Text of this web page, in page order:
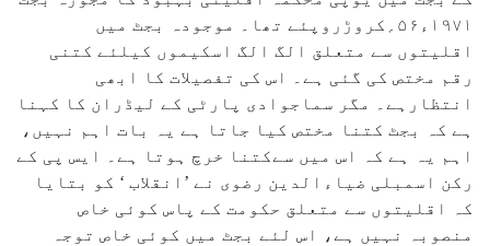
۱۹۷۱ء۵۶؍کروڑروپئے تھا۔ موجودہ بجٹ میں
اقلیتوں سے متعلق الگ الگ اسکیموں کیلئے کتنی
رقم مختص کی گئی ہے۔ اس کی تفصیلات کا ابھی
انتظارہے۔ مگر سماجوادی پارٹی کے لیڈران کا کہنا
ہے کہ بجٹ کتنا مختص کیا جاتا ہے یہ بات اہم نہیں،
اہم یہ ہے کہ اس میں سےکتنا خرچ ہوتا ہے۔ ایس پی کے
رکن اسمبلی ضیاءالدین رضوی نے ’انقلاب ‘ کو بتایا
کہ اقلیتوں سے متعلق حکومت کے پاس کوئی خاص
منصوبہ نہیں ہے، اس لئے بجٹ میں کوئی خاص توجہ